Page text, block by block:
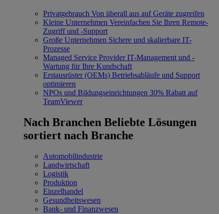
Privatgebrauch Von überall aus auf Geräte zugreifen
Kleine Unternehmen Vereinfachen Sie Ihren Remote-
Zugriff und -Support
Große Unternehmen Sichere und skalierbare IT-
Prozesse
Managed Service Provider IT-Management und -
Wartung für Ihre Kundschaft
Erstausrüster (OEMs) Betriebsabläufe und Support
optimieren
NPOs und Bildungseinrichtungen 30% Rabatt auf
TeamViewer
Nach Branchen Beliebte Lösungen
sortiert nach Branche
Automobilindustrie
Landwirtschaft
Logistik
Produktion
Einzelhandel
Gesundheitswesen
Bank- und Finanzwesen